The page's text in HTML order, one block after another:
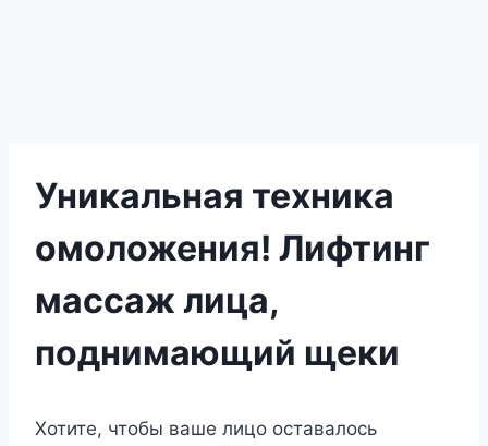
Уникальная техника
омоложения! Лифтинг
массаж лица,
поднимающий щеки
Хотите, чтобы ваше лицо оставалось